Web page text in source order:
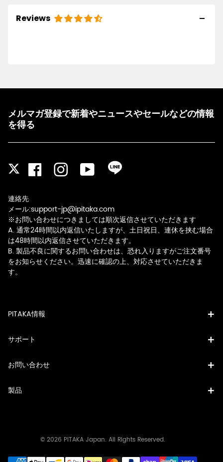
Reviews
メルマガ登録で新着やニュースやセールなどの情報
を得る
Twitter
FacebookInstagramYouTube
連絡先
メール:support-jp@ipitaka.com
※お問い合わせにつきましては順次返信させていただきます
A. 通常24時間以内返信いたしますが、土日祝日、連休を挟む場合
は48時間以内返信させていただきます。
B. 製品不良に関するお問い合わせは、恐れ入りますがご注文番号
をお知らせください。迅速に確認の上、対応させていただきま
す。
PITAKA情報
サポート
お問い合わせ
製品
© 2026 PITAKA Japan. All Rights Reserved.